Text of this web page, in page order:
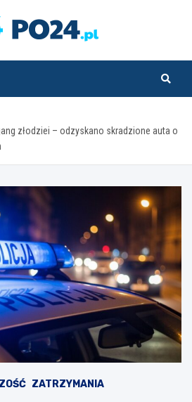
złodziei – odzyskano skradzione auta o
ZATRZYMANIA